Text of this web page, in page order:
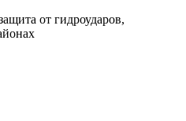
от гидроударов,